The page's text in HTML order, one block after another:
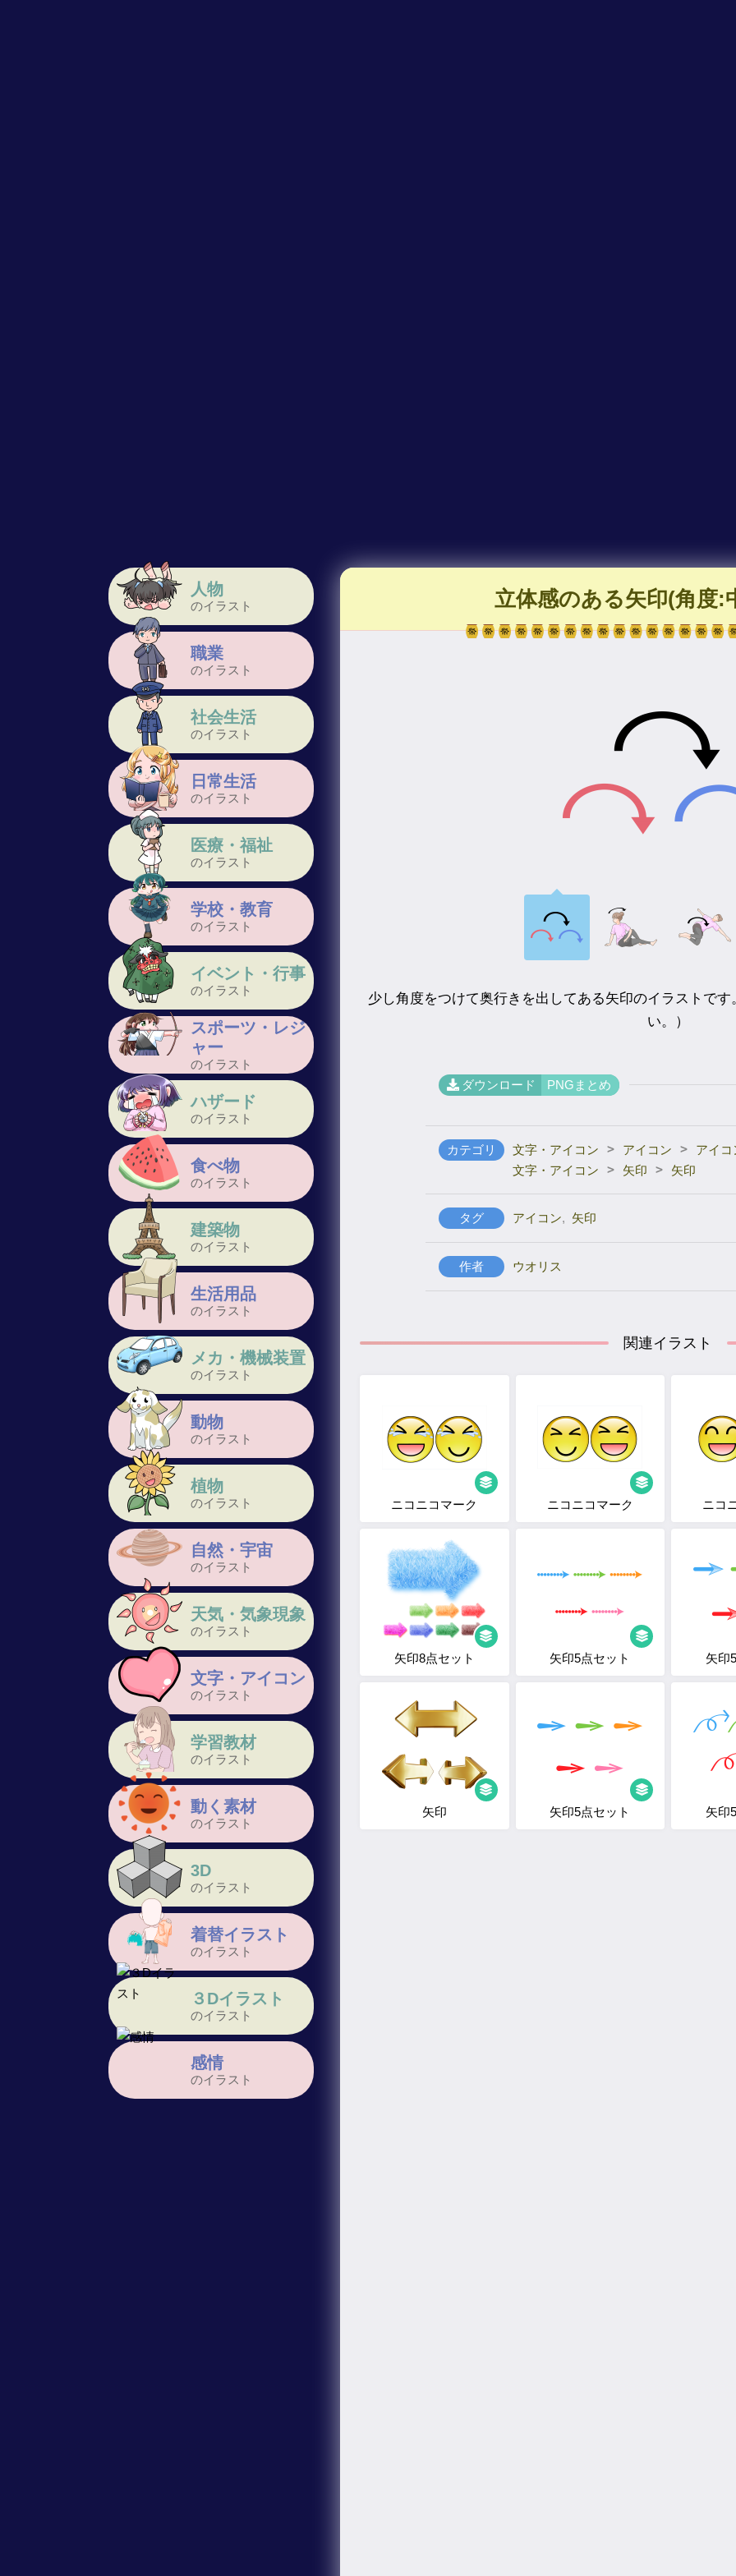
人物
のイラスト
職業
のイラスト
社会生活
のイラスト
日常生活
のイラスト
医療・福祉
のイラスト
学校・教育
のイラスト
イベント・行事
のイラスト
スポーツ・レジ
ャー
のイラスト
ハザード
のイラスト
食べ物
のイラスト
建築物
のイラスト
生活用品
のイラスト
メカ・機械装置
のイラスト
動物
のイラスト
植物
のイラスト
自然・宇宙
のイラスト
天気・気象現象
のイラスト
文字・アイコン
のイラスト
学習教材
のイラスト
動く素材
のイラスト
3D
のイラスト
着替イラスト
のイラスト
３Dイラスト
のイラスト
感情
のイラスト
立体感のある矢印(角度:
少し角度をつけて奥行きを出してある矢印のイラストで
い。）
ダウンロード PNGまとめ
カテゴリ 文字・アイコン > アイコン >
アイコ
文字・アイコン
> 矢印 > 矢印
タグ アイコン, 矢印
作者 ウオリス
関連イラスト
ニコニコマーク ニコニコマーク ニコ
矢印8点セット 矢印5点セット 矢印
矢印 矢印5点セット 矢印